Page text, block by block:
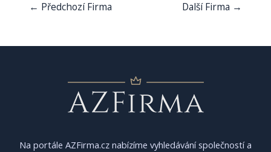
← Předchozí Firma Další Firma →
Na portále AZFirma.cz nabízíme vyhledávání společností a